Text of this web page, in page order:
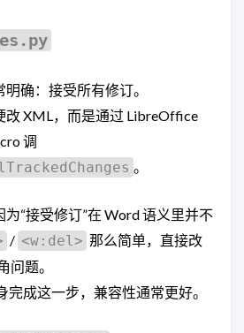
确：接受所有修订。
改 XML，而是通过 LibreOffice
调
。
“接受修订”在 Word 语义里并不
/ <w:del> 那么简单，直接改
问题。
成这一步，兼容性通常更好。